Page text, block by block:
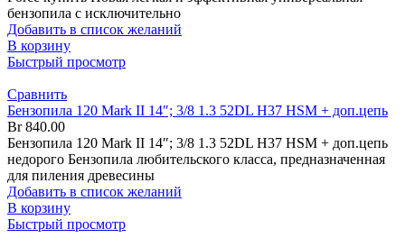
бензопила с исключительно
Добавить в список желаний
В корзину
Быстрый просмотр
Сравнить
Бензопила 120 Mark II 14″; 3/8 1.3 52DL H37 HSM + доп.цепь
Br840.00
Бензопила 120 Mark II 14″; 3/8 1.3 52DL H37 HSM + доп.цепь
недорого Бензопила любительского класса, предназначенная
для пиления древесины
Добавить в список желаний
В корзину
Быстрый просмотр